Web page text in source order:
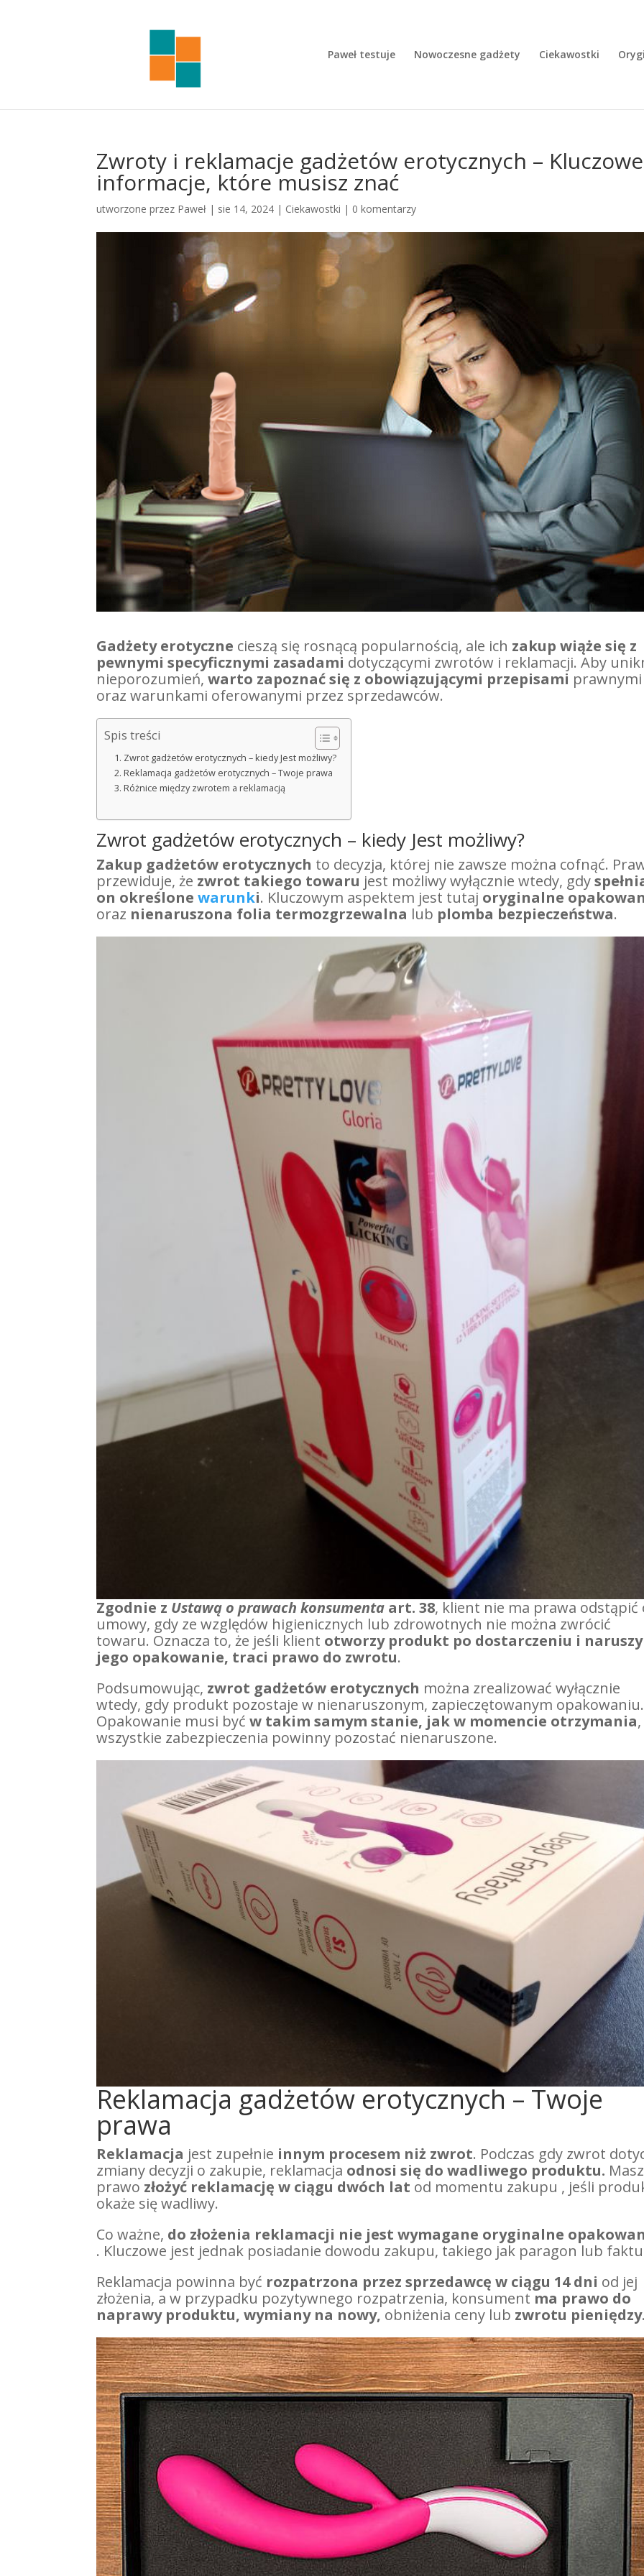
Paweł testuje Nowoczesne gadżety Ciekawostki
Zwroty i reklamacje gadżetów erotycznych – Kluczowe
informacje, które musisz znać
utworzone przez Paweł | sie 14, 2024 | Ciekawostki | 0 komentarzy
Gadżety erotyczne cieszą się rosnącą popularnością, ale ich zakup wiąże się z
pewnymi specyficznymi zasadami dotyczącymi zwrotów i reklamacji. Aby
nieporozumień,warto zapoznać się z obowiązującymi przepisami prawnymi
oraz warunkami oferowanymi przez sprzedawców.
Spis treści
Zwrot gadżetów erotycznych – kiedy Jest możliwy?
Reklamacja gadżetów erotycznych – Twoje prawa
Różnice między zwrotem a reklamacją
Zwrot gadżetów erotycznych – kiedy Jest możliwy?
Zakup gadżetów erotycznych to decyzja, której nie zawsze można cofnąć.
przewiduje, że zwrot takiego towaru jest możliwy wyłącznie wtedy, gdy
on określonewarunki. Kluczowym aspektem jest tutaj oryginalne
oraz nienaruszona folia termozgrzewalna lub plomba bezpieczeństwa.
Zgodnie z Ustawą o prawach konsumenta art. 38, klient nie ma prawa odstąpić
umowy, gdy ze względów higienicznych lub zdrowotnych nie można zwrócić
towaru. Oznacza to, że jeśli klient otworzy produkt po dostarczeniu i naruszy
jego opakowanie, traci prawo do zwrotu.
Podsumowując, zwrot gadżetów erotycznych można zrealizować wyłącznie
wtedy, gdy produkt pozostaje w nienaruszonym, zapieczętowanym opakowaniu.
Opakowanie musi byćw takim samym stanie, jak w momencie otrzymania
wszystkie zabezpieczenia powinny pozostać nienaruszone.
Reklamacja gadżetów erotycznych – Twoje
prawa
Reklamacja jest zupełnie innym procesem niż zwrot. Podczas gdy zwrot
zmiany decyzji o zakupie, reklamacja odnosi się do wadliwego produktu. Masz
prawo złożyć reklamację w ciągu dwóch lat od momentu zakupu , jeśli
okaże się wadliwy.
Co ważne, do złożenia reklamacji nie jest wymagane oryginalne
. Kluczowe jest jednak posiadanie dowodu zakupu, takiego jak paragon lub
Reklamacja powinna być rozpatrzona przez sprzedawcę w ciągu 14 dni od jej
złożenia, a w przypadku pozytywnego rozpatrzenia, konsument ma prawo do
naprawy produktu, wymiany na nowy, obniżenia ceny lub zwrotu pieniędzy